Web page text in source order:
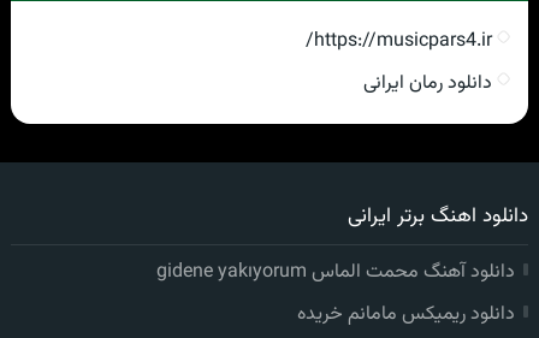
https://musicpars4.ir/
دانلود رمان ایرانی
دانلود اهنگ برتر ایرانی
دانلود آهنگ محمت الماس gidene yakıyorum
دانلود ریمیکس مامانم خریده